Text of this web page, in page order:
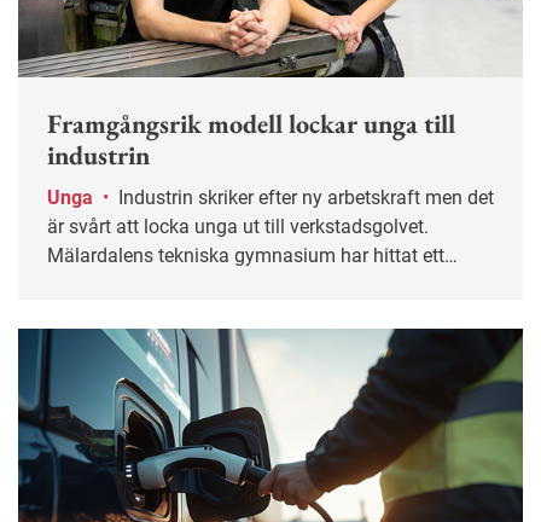
Framgångsrik modell lockar unga till
industrin
Unga •
är svårt att locka unga ut till verkstadsgolvet.
Mälardalens tekniska gymnasium har hittat ett